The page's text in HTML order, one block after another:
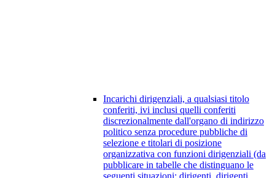
Incarichi dirigenziali, a qualsiasi titolo
conferiti, ivi inclusi quelli conferiti
discrezionalmente dall'organo di indirizzo
politico senza procedure pubbliche di
selezione e titolari di posizione
organizzativa con funzioni dirigenziali (da
pubblicare in tabelle che distinguano le